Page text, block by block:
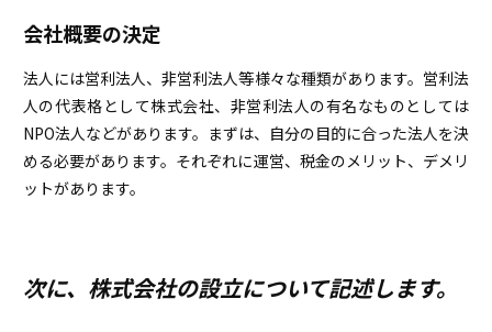
会社概要の決定
法人には営利法人、非営利法人等様々な種類があります。営利法
人の代表格として株式会社、非営利法人の有名なものとしては
NPO法人などがあります。まずは、自分の目的に合った法人を決
める必要があります。それぞれに運営、税金のメリット、デメリ
ットがあります。
次に、株式会社の設立について記述します。